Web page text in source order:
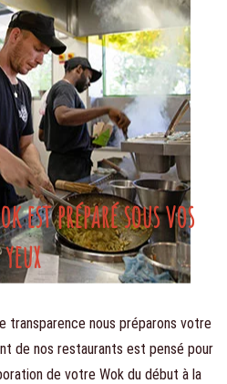
est préparé sous vos
yeux
transparence nous préparons votre
de nos restaurants est pensé pour
de votre Wok du début à la